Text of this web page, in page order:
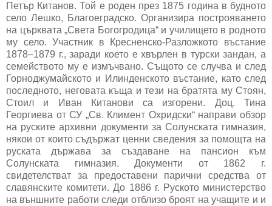
Петър Китанов. Той е роден през 1875 година в будното
село Лешко, Благоеградско. Организира построяването
на църквата „Света Богогродица“ и училището в родното
му село. Участник в Кресненско-Разложкото въстание
1878–1879 г., заради което е хвърлен в турски зандан, а
семейството му е измъчвано. Същото се случва и след
Горноджумайското и Илинденското въстание, като след
последното, неговата къща и тези на братята му Стоян,
Стоил и Иван Китанови са изгорени. Доц. Тина
Георгиева от СУ „Св. Климент Охридски“ направи обзор
на руските архивни документи за Солунската гимназия,
някои от които съдържат ценни сведения за помощта на
руската държава за създаване на пансион към
Солунската гимназия. Документи от 1862 г.
свидетелстват за предоставени парични средства от
славянските комитети. До 1886 г. Руското министерство
на външните работи следи отблизо броят на учащите и и